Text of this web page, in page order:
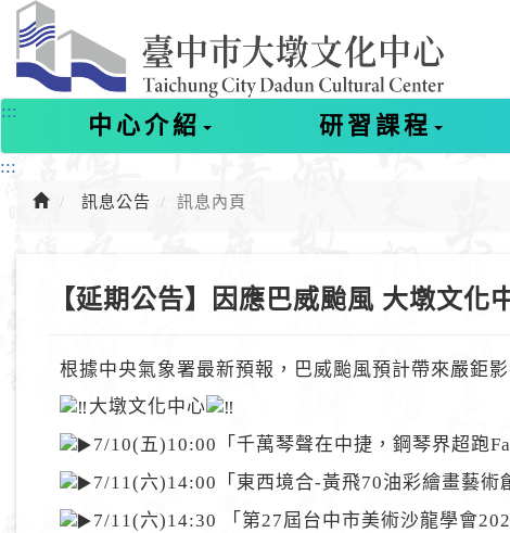
進
入
主
要
:::
中心介紹 研習課程
:::
訊息公告 訊息內頁
【延期公告】因應巴威颱風 大墩文
根據中央氣象署最新預報，巴威颱風預計帶來嚴鉅
大墩文化中心
7/10(五)10:00「千萬琴聲在中捷，鋼琴界超跑
7/11(六)14:00「東西境合-黃飛70油彩繪畫藝術
7/11(六)14:30 「第27屆台中市美術沙龍學會